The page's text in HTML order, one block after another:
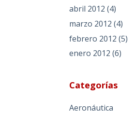
abril 2012 (4)
marzo 2012 (4)
febrero 2012 (5)
enero 2012 (6)
Categorías
Aeronáutica